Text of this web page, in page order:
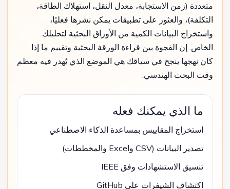
متعددة (زمن الاستجابة، معدل النقل، استهلاك الطاقة،
التكلفة)، والعثور على تطبيقات يمكن نشرها فعليًا،
واستخراج البيانات الكمية من الأوراق البحثية لتحليلك
الخاص. إن الفجوة بين قراءة الورقة البحثية وتقييم ما إذا
كان نهجها ينجح في سياقك هي الموضع الذي يُهدر فيه معظم
وقت البحث الهندسي.
ما الذي يمكنك فعله
استخراج المقاييس بمساعدة الذكاء الاصطناعي
تصدير البيانات (CSV وExcel والمخططات)
تنسيق الاستشهادات وفق IEEE
اكتشاف الشيفرات على GitHub